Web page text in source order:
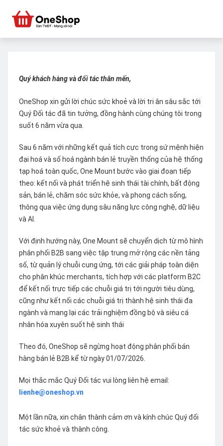
Quý khách hàng và đối tác thân mến,
OneShop xin gửi lời chúc sức khoẻ và lời tri ân sâu sắc tới
Quý Đối tác đã tin tưởng, đồng hành cùng chúng tôi trong
suốt 6 năm vừa qua.
Sau 6 năm với những kết quả tích cực trong sứ mệnh hiện
đại hoá và số hoá ngành bán lẻ truyền thống của hệ thống
tạp hoá toàn quốc, One Mount bước vào giai đoạn tiếp
theo: kết nối và phát triển hệ sinh thái tài chính, bất động
sản, bán lẻ, chăm sóc sức khỏe, và phong cách sống,
thông qua việc ứng dụng sâu năng lực công nghệ, dữ liệu
và AI.
Với định hướng này, One Mount sẽ chuyển dịch từ mô hình
phân phối B2B sang việc tập trung mở rộng các nền tảng
số, từ quản lý chuỗi cung ứng, tới các giải pháp toàn diện
cho phân khúc merchants, tích hợp với các platform B2C
để kết nối trực tiếp các chuỗi giá trị tới người tiêu dùng,
cũng như kết nối các chuỗi giá trị thành hệ sinh thái đa
ngành và mang lại các trải nghiệm đồng bộ và siêu cá
nhân hóa xuyên suốt hệ sinh thái
Theo đó, OneShop sẽ ngừng hoạt động phân phối bán
hàng bán lẻ B2B kể từ ngày 01/07/2026.
Mọi thắc mắc Quý Đối tác vui lòng liên hệ email:
lienhe@oneshop.vn
Một lần nữa, xin chân thành cảm ơn và kính chúc Quý đối
tác sức khoẻ và thành công.